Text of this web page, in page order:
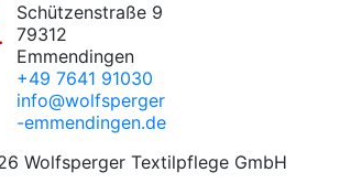
Schützenstraße 9
79312
Emmendingen
+49 7641 91030
info@wolfsperger
-emmendingen.de
Wolfsperger Textilpflege GmbH